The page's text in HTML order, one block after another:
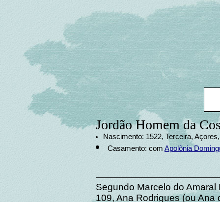
Jordão Homem da
Nascimento: 1522, Terceira,
Casamento: com Apolônia
Segundo Marcelo do
109, Ana Rodrigues (ou